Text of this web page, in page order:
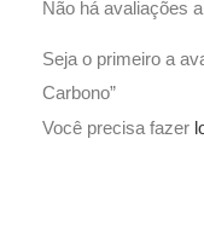
Não há avaliações
Seja o primeiro a
Carbono”
Você precisa fazer